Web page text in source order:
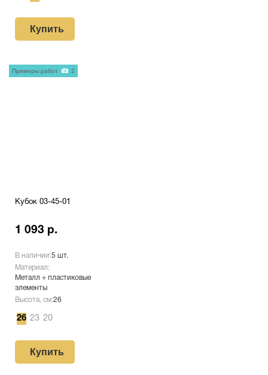
Купить
Кубок 03-45-01
1 093 р.
В наличии:5 шт.
Материал:
Металл + пластиковые
элементы
Высота, см:26
26 23 20
Купить
Примеры работ 2